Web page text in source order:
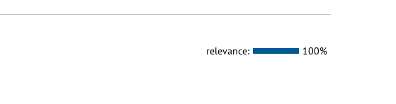
relevance: 100%